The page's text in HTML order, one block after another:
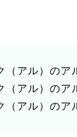
（アル）のア
アル）のア
（アル）のア